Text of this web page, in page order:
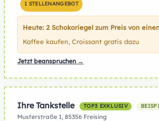
1 STELLENANGEBOT
Heute: 2 Schokoriegel zum Preis von
Kaffee kaufen, Croissant gratis dazu
Jetzt beanspruchen →
Ihre Tankstelle TOP3 EXKLUSIV
Musterstraße 1, 85356 Freising